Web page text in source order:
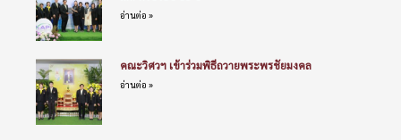
อ่านต่อ »
คณะวิศวฯ เข้าร่วมพิธีถวายพระพรชัยมงคล
อ่านต่อ »